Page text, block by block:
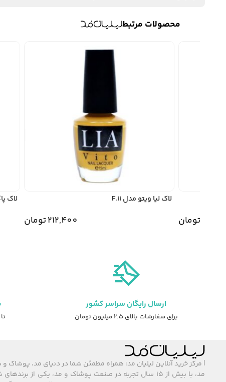
محصولات مرتبط
تومان
لاک لیا ویتو مدل F.11
212,400تومان
لاک
ارسال رایگان سراسر کشور
برای سفارشات بالای ۲.۵ میلیون تومان تا ۷ روز ضمانت
| مرکز خرید آنلاین لیلیان مد؛ همراه مطمئن شما در دنیای مد، پوشاک
مد، با بیش از ۱۵ سال تجربه در صنعت پوشاک و مد، یکی از